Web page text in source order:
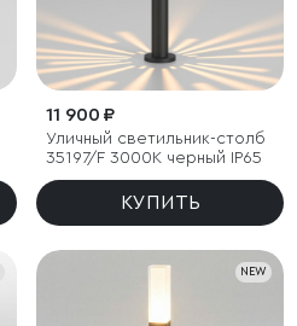
11 900 ₽
Уличный светильник-столб
35197/F 3000К черный IP65
КУПИТЬ
NEW